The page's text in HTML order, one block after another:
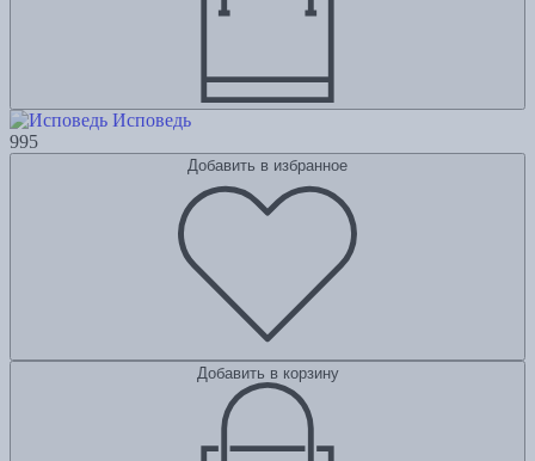
Исповедь
995
Добавить в избранное
Добавить в корзину